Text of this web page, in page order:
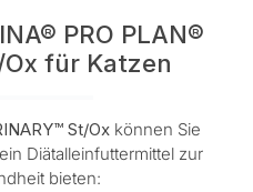
PRO PLAN®
Ox für Katzen
St/Ox können Sie
Diätalleinfuttermittel zur
bieten: